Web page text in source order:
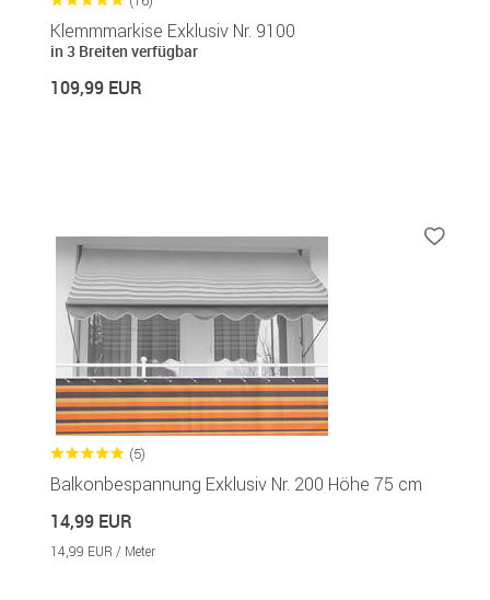
Klemmmarkise Exklusiv Nr. 9100
in 3 Breiten verfügbar
109,99 EUR
(5)
Balkonbespannung Exklusiv Nr. 200 Höhe 75 cm
14,99 EUR
14,99 EUR / Meter